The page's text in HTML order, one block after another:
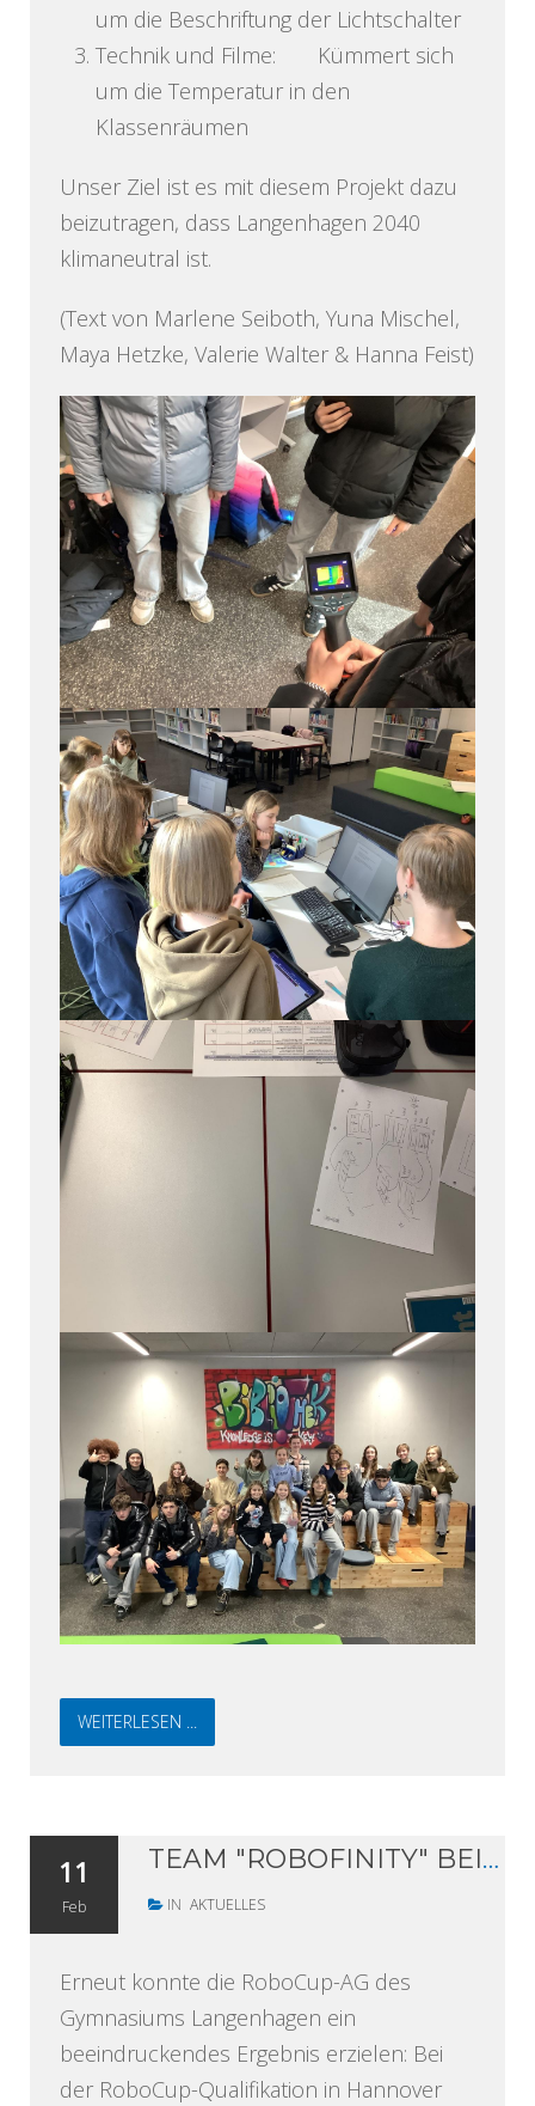
um die Beschriftung der Lichtschalter
Technik und Filme: Kümmert sich
um die Temperatur in den
Klassenräumen
Unser Ziel ist es mit diesem Projekt dazu
beizutragen, dass Langenhagen 2040
klimaneutral ist.
(Text von Marlene Seiboth, Yuna Mischel,
Maya Hetzke, Valerie Walter & Hanna Feist)
WEITERLESEN ...
11
Feb
TEAM "ROBOFINITY" BEI ROBOCUP-QUALIFIKATION IN HANNOVER AUF DEM TREPPCHEN - SIEBEN TEAMS DES GYMNASIUMS LANGENHAGEN FÜR DM IN KÖLN QUALIFIZIERT
IN AKTUELLES
Erneut konnte die RoboCup-AG des
Gymnasiums Langenhagen ein
beeindruckendes Ergebnis erzielen: Bei
der RoboCup-Qualifikation in Hannover